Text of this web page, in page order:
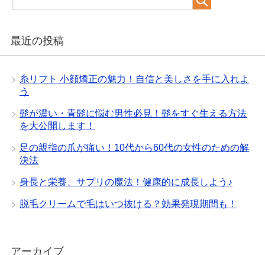
最近の投稿
糸リフト 小顔矯正の魅力！自信と美しさを手に入れよ
う
髭が濃い・青髭に悩む男性必見！髭をすぐ生える方法
を大公開します！
足の親指の爪が痛い！10代から60代の女性のための解
決法
身長と栄養、サプリの魔法！健康的に成長しよう♪
脱毛クリームで毛はいつ抜ける？効果発現期間も！
アーカイブ